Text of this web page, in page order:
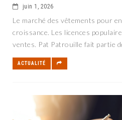
juin 1, 2026
Le marché des vêtements pour
croissance. Les licences
ventes. Pat Patrouille fait partie
ACTUALITÉ